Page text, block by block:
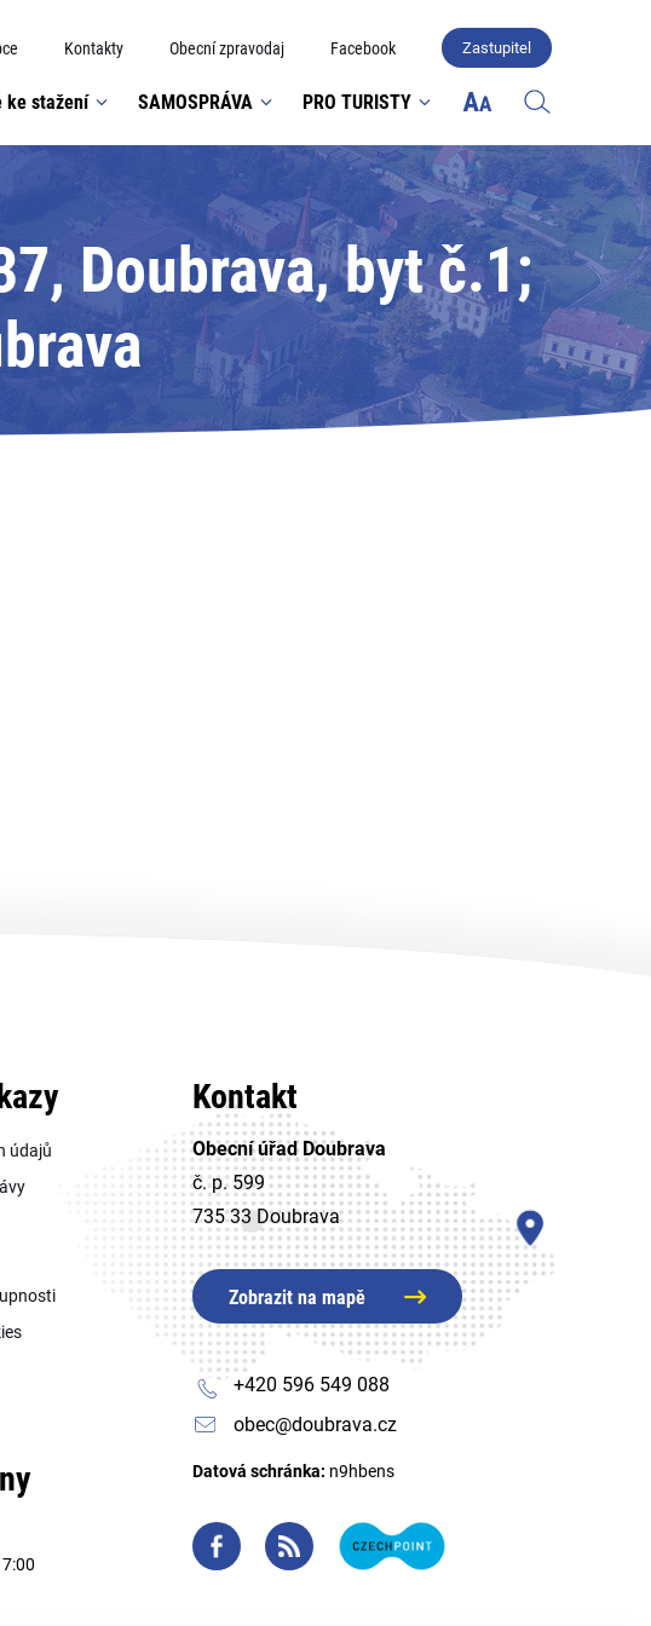
Kontakty Obecní zpravodaj Facebook Zastupitel
ke stažení SAMOSPRÁVA PRO TURISTY
Doubrava, byt č.1;
údajů
Kontakt
Obecní úřad Doubrava
č. p. 599
735 33 Doubrava
Zobrazit na mapě
+420 596 549 088
obec@doubrava.cz
Datová schránka: n9hbens